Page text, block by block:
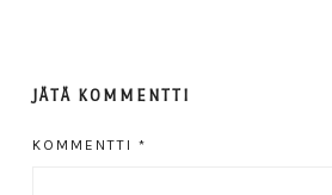
JÄTÄ KOMMENTTI
KOMMENTTI *